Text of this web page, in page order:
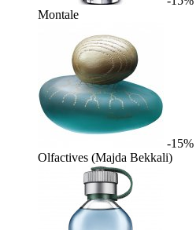
Montale
-15%
Olfactives (Majda Bekkali)